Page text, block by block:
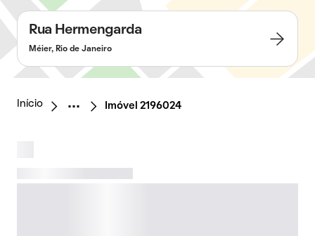
Rua Hermengarda
Méier, Rio de Janeiro
Início Imóvel 2196024